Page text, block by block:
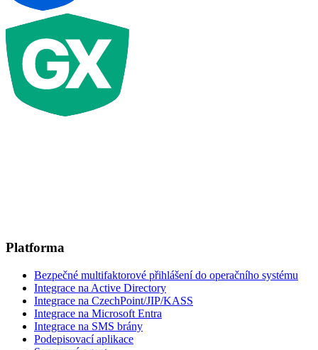
Platforma
Bezpečné multifaktorové přihlášení do operačního systému
Integrace na Active Directory
Integrace na CzechPoint/JIP/KASS
Integrace na Microsoft Entra
Integrace na SMS brány
Podepisovací aplikace